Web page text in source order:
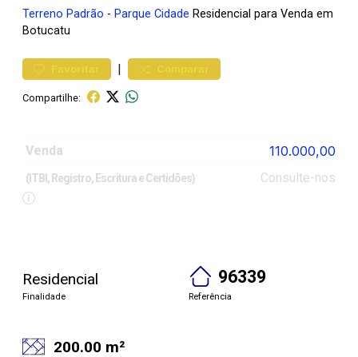
Terreno Padrão - Parque Cidade Residencial para Venda em
Botucatu
Favoritar | Comparar
Compartilhe:
Venda 110.000,00
(ITBI, Registro, Escritura e Certidões) Consulte-nos
Residencial
Finalidade
96339
Referência
200.00 m²